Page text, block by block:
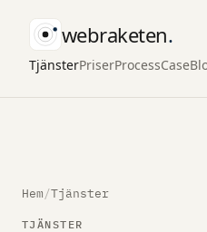
webraketen.
TjänsterPriserProcessCase
Hem/Tjänster
TJÄNSTER